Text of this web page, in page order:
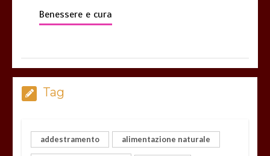
Benessere e cura
Tag
addestramento alimentazione naturale